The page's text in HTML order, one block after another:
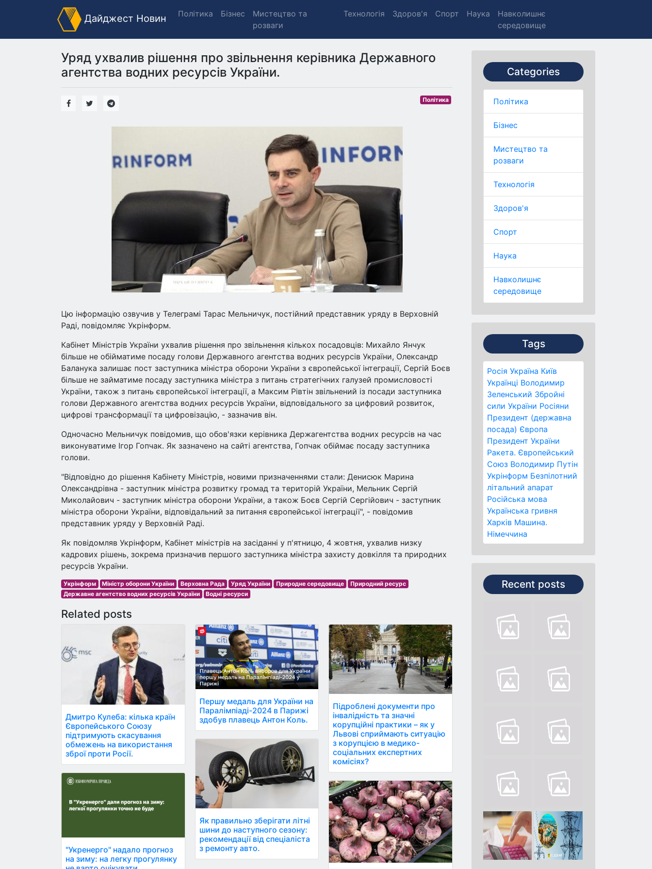
Дайджест Новин Політика Бізнес
Мистецтво та
розваги
Технологія Здоров'я Спорт Наука
Навколишнє
середовище
Categories
Політика
Бізнес
Мистецтво та
розваги
Технологія
Здоров'я
Спорт
Наука
Навколишнє
середовище
Tags
Росія Україна Київ
Українці Володимир
Зеленський Збройні
сили України Росіяни
Президент (державна
посада) Європа
Президент України
Ракета. Європейський
Союз Володимир Путін
Укрінформ Безпілотний
літальний апарат
Російська мова
Українська гривня
Харків Машина.
Німеччина
Recent posts
Уряд ухвалив рішення про звільнення керівника Державного
агентства водних ресурсів України.
Політика
Цю інформацію озвучив у Телеграмі Тарас Мельничук, постійний представник уряду в Верховній
Раді, повідомляє Укрінформ.
Кабінет Міністрів України ухвалив рішення про звільнення кількох посадовців: Михайло Янчук
більше не обійматиме посаду голови Державного агентства водних ресурсів України, Олександр
Баланука залишає пост заступника міністра оборони України з європейської інтеграції, Сергій Боєв
більше не займатиме посаду заступника міністра з питань стратегічних галузей промисловості
України, також з питань європейської інтеграції, а Максим Рівтін звільнений із посади заступника
голови Державного агентства водних ресурсів України, відповідального за цифровий розвиток,
цифрові трансформації та цифровізацію, - зазначив він.
Одночасно Мельничук повідомив, що обов'язки керівника Держагентства водних ресурсів на час
виконуватиме Ігор Гопчак. Як зазначено на сайті агентства, Гопчак обіймає посаду заступника
голови.
"Відповідно до рішення Кабінету Міністрів, новими призначеннями стали: Денисюк Марина
Олександрівна - заступник міністра розвитку громад та територій України, Мельник Сергій
Миколайович - заступник міністра оборони України, а також Боєв Сергій Сергійович - заступник
міністра оборони України, відповідальний за питання європейської інтеграції", - повідомив
представник уряду у Верховній Раді.
Як повідомляв Укрінформ, Кабінет міністрів на засіданні у п'ятницю, 4 жовтня, ухвалив низку
кадрових рішень, зокрема призначив першого заступника міністра захисту довкілля та природних
ресурсів України.
Укрінформ Міністр оборони України Верховна Рада Уряд України Природне середовище
Природний ресурс
Державне агентство водних ресурсів України
Водні ресурси
Related posts
Дмитро Кулеба: кілька країн
Європейського Союзу
підтримують скасування
обмежень на використання
зброї проти Росії.
"Укренерго" надало прогноз
на зиму: на легку прогулянку
Першу медаль для України на
Паралімпіаді-2024 в Парижі
здобув плавець Антон Коль.
Як правильно зберігати літні
шини до наступного сезону:
рекомендації від спеціаліста
з ремонту авто.
Підроблені документи про
інвалідність та значні
корупційні практики – як у
Львові сприймають ситуацію
з корупцією в медико-
соціальних експертних
комісіях?